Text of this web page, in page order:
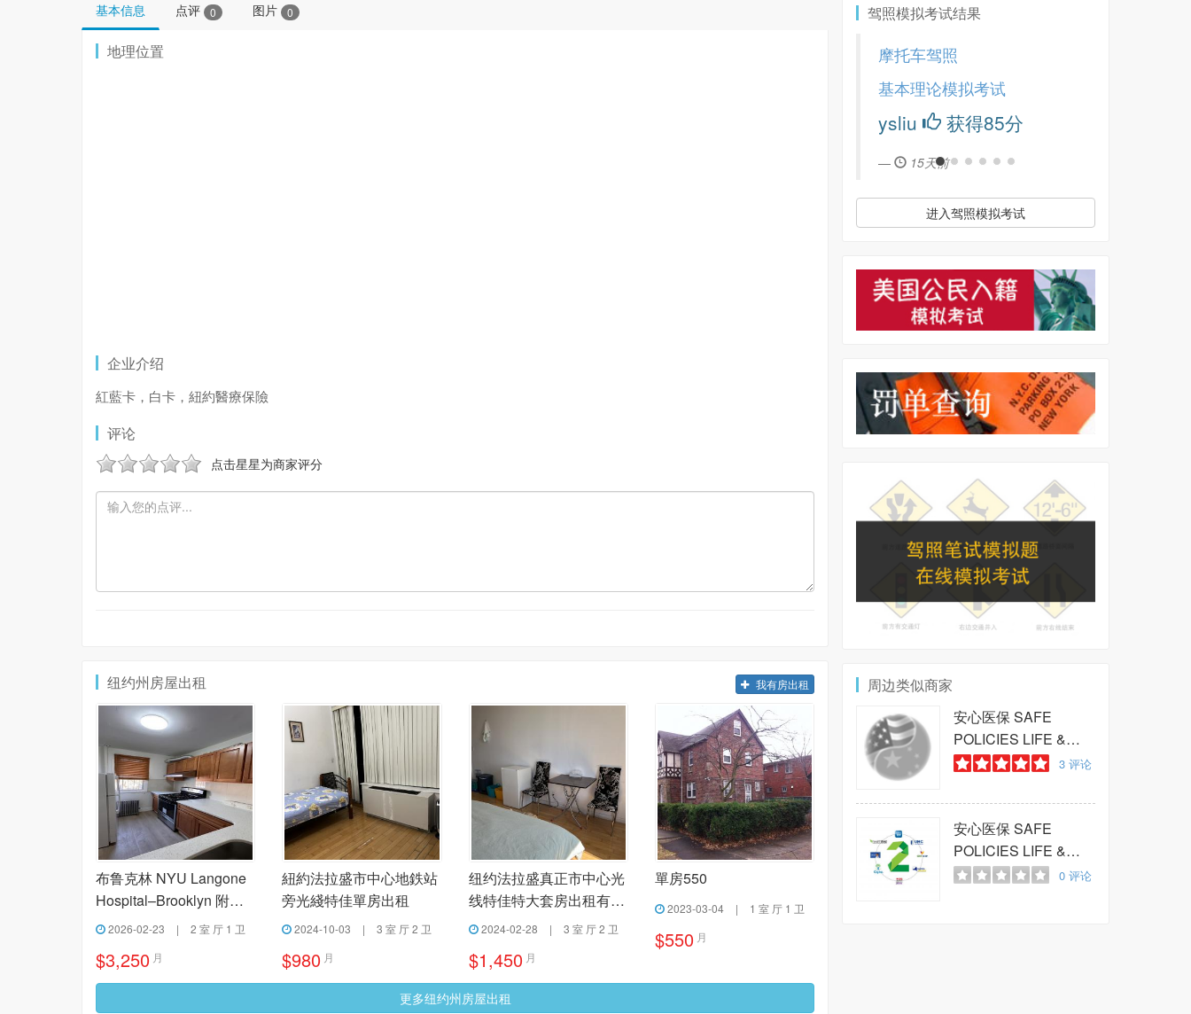
基本信息 点评 0 图片 0
地理位置
企业介绍
紅藍卡，白卡，紐約醫療保險
评论
点击星星为商家评分
纽约州房屋出租 我有房出租
布鲁克林 NYU Langone
Hospital–Brooklyn 附近
两室一厅出租
2026-02-23 | 2 室 厅 1 卫
$3,250 月
紐約法拉盛市中心地鉄站
旁光綫特佳單房出租
2024-10-03 | 3 室 厅 2 卫
$980 月
纽约法拉盛真正市中心光
线特佳特大套房出租有电
梯2024-02-28 | 3 室 厅 2 卫
$1,450 月
單房550
2023-03-04 | 1 室 厅 1 卫
$550 月
更多纽约州房屋出租
驾照模拟考试结果
摩托车驾照
基本理论模拟考试
ysliu 获得85分
15天前
进入驾照模拟考试
周边类似商家
安心医保 SAFE
POLICIES LIFE &
HEALTH
3 评论
安心医保 SAFE
POLICIES LIFE &
HEALTH
0 评论